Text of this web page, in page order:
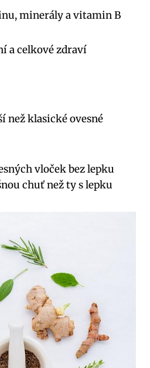
minerály a vitamin B
a celkové zdraví
než klasické ovesné
vloček bez lepku
chuť než ty s lepku